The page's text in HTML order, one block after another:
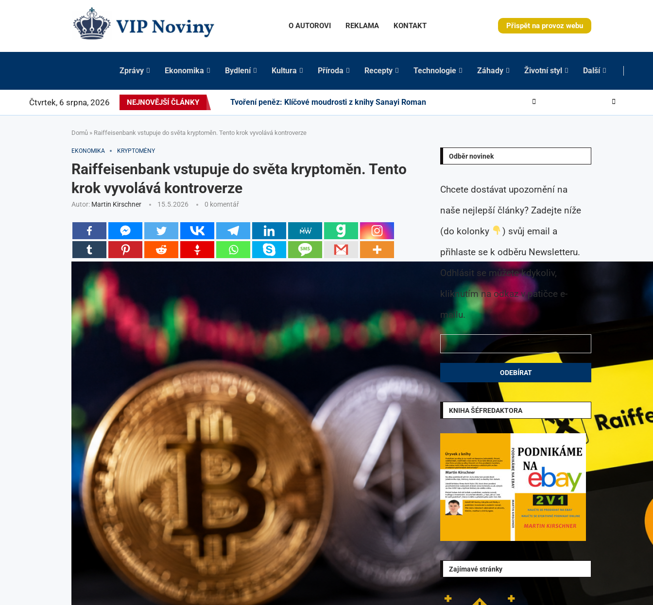
O AUTOROVI REKLAMA KONTAKT Přispět na provoz webu
Zprávy Ekonomika Bydlení Kultura Příroda Recepty Technologie Záhady Životní styl Další
Čtvrtek, 6 srpna, 2026 NEJNOVĚJŠÍ ČLÁNKY Tvoření peněz: Klíčové moudrosti z knihy Sanayi Roman
Domů » Raiffeisenbank vstupuje do světa kryptoměn. Tento krok vyvolává kontroverze
EKONOMIKA KRYPTOMĚNY
Raiffeisenbank vstupuje do světa kryptoměn. Tento
krok vyvolává kontroverze
Autor: Martin Kirschner 15.5.2026 0 komentář
Odběr novinek
Chcete dostávat upozornění na
naše nejlepší články? Zadejte níže
(do kolonky
) svůj email a
přihlaste se k odběru Newsletteru.
Odhlásit se můžete kdykoliv,
kliknutím na odkaz v patičce e-
mailu.
KNIHA ŠÉFREDAKTORA
Zajímavé stránky